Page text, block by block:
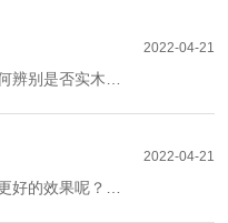
2022-04-21
别是否实木家
2022-04-21
的效果呢？接